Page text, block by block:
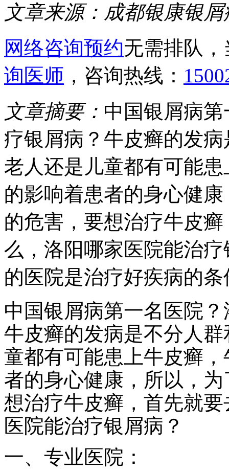
文章来源： 成都银康银
网络咨询预约无需排队
询医师 ，咨询热线：
文章摘要： 中国银屑病
疗银屑病？牛皮癣的发
老人还是儿童都有可能
的影响着患者的身心健
的危害，要想治疗牛皮
么，洛阳哪家医院能治
的医院是治疗好疾病的条
中国银屑病第一名医院
牛皮癣的发病是不分人
童都有可能患上牛皮癣
者的身心健康，所以，
想治疗牛皮癣，首先就
医院能治疗银屑病？
一、专业医院：